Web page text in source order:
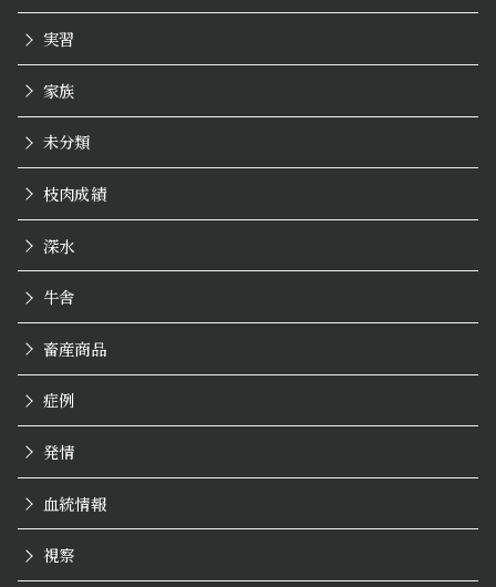
実習
家族
未分類
枝肉成績
深水
牛舎
畜産商品
症例
発情
血統情報
視察